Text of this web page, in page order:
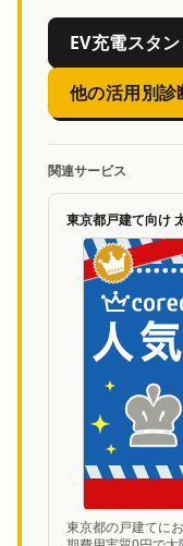
EV充電スタ
他の活用別診
関連サービス
東京都戸建て向け
東京都の戸建てに